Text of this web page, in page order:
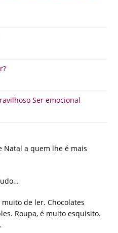
Ser emocional
Natal a quem lhe é mais
de ler. Chocolates
Roupa, é muito esquisito.